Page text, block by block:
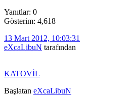
Yanıtlar: 0
Gösterim: 4,618
13 Mart 2012, 10:03:31
eXcaLibuN tarafından
KATOVİL
Başlatan eXcaLibuN